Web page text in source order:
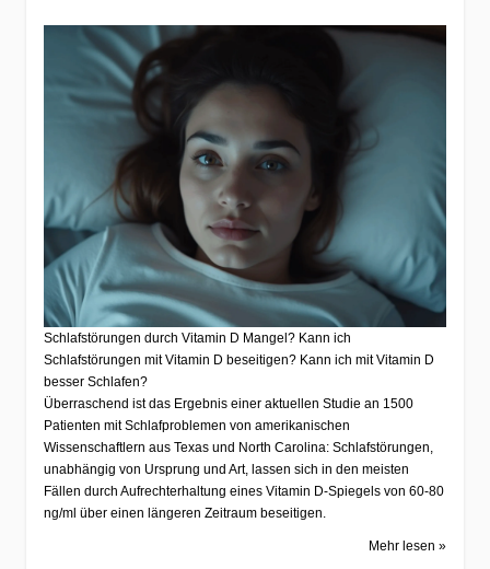
Schlafstörungen durch Vitamin D Mangel? Kann ich
Schlafstörungen mit Vitamin D beseitigen? Kann ich mit Vitamin D
besser Schlafen?
Überraschend ist das Ergebnis einer aktuellen Studie an 1500
Patienten mit Schlafproblemen von amerikanischen
Wissenschaftlern aus Texas und North Carolina: Schlafstörungen,
unabhängig von Ursprung und Art, lassen sich in den meisten
Fällen durch Aufrechterhaltung eines Vitamin D-Spiegels von 60-80
ng/ml über einen längeren Zeitraum beseitigen.
Mehr lesen »